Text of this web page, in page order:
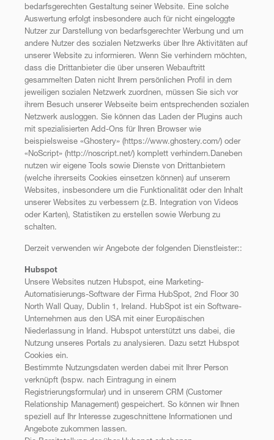
bedarfsgerechten Gestaltung seiner Website. Eine solche
Auswertung erfolgt insbesondere auch für nicht eingeloggte
Nutzer zur Darstellung von bedarfsgerechter Werbung und um
andere Nutzer des sozialen Netzwerks über Ihre Aktivitäten auf
unserer Website zu informieren. Wenn Sie verhindern möchten,
dass die Drittanbieter die über unseren Webauftritt
gesammelten Daten nicht Ihrem persönlichen Profil in dem
jeweiligen sozialen Netzwerk zuordnen, müssen Sie sich vor
ihrem Besuch unserer Webseite beim entsprechenden sozialen
Netzwerk ausloggen. Sie können das Laden der Plugins auch
mit spezialisierten Add-Ons für Ihren Browser wie
beispielsweise «Ghostery» (https://www.ghostery.com/) oder
«NoScript» (http://noscript.net/) komplett verhindern.Daneben
nutzen wir eigene Tools sowie Dienste von Drittanbietern
(welche ihrerseits Cookies einsetzen können) auf unserern
Websites, insbesondere um die Funktionalität oder den Inhalt
unserer Websites zu verbessern (z.B. Integration von Videos
oder Karten), Statistiken zu erstellen sowie Werbung zu
schalten.
Derzeit verwenden wir Angebote der folgenden Dienstleister::
Hubspot
Unsere Websites nutzen Hubspot, eine Marketing-
Automatisierungs-Software der Firma HubSpot, 2nd Floor 30
North Wall Quay, Dublin 1, Ireland. HubSpot ist ein Software-
Unternehmen aus den USA mit einer Europäischen
Niederlassung in Irland. Hubspot unterstützt uns dabei, die
Nutzung unseres Portals zu analysieren. Dazu setzt Hubspot
Cookies ein.
Bestimmte Nutzungsdaten werden dabei mit Ihrer Person
verknüpft (bspw. nach Eintragung in einem
Registrierungsformular) und in unserem CRM (Customer
Relationship Management) gespeichert. So können wir Ihnen
speziell auf Ihr Interesse zugeschnittene Informationen und
Angebote zukommen lassen.